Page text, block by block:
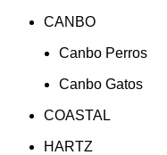
CANBO
Canbo Perros
Canbo Gatos
COASTAL
HARTZ